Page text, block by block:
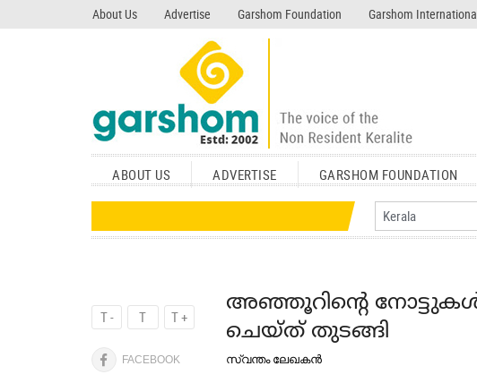
About Us Advertise Garshom Foundation Garshom
garshom.com
ABOUT US ADVERTISE GARSHOM FOUNDATION
T - T T +
FACEBOOK
അഞ്ഞൂറിന്റെ
ചെയ്ത് തുടങ്ങി
സ്വന്തം ലേഖകൻ